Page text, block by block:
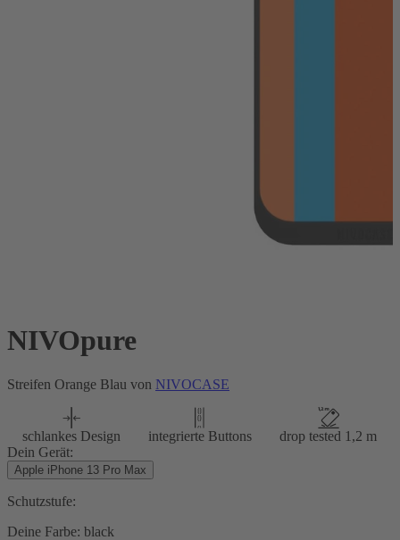
NIVOpure
Streifen Orange Blau von NIVOCASE
schlankes Design integrierte Buttons
drop tested 1,2 m
Dein Gerät:
Apple iPhone 13 Pro Max
Schutzstufe:
Deine Farbe: black